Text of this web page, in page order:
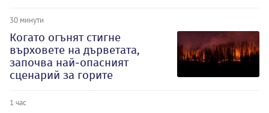
30 минути
Когато огънят стигне
върховете на дърветата,
започва най-опасният
сценарий за горите
1 час